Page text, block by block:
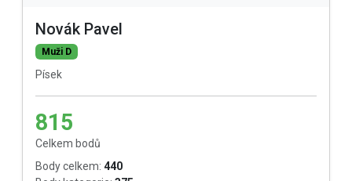
Novák Pavel
Muži D
Písek
815
Celkem bodů
Body celkem: 440